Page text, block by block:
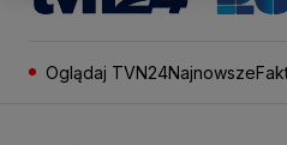
Oglądaj TVN24Najnowsze